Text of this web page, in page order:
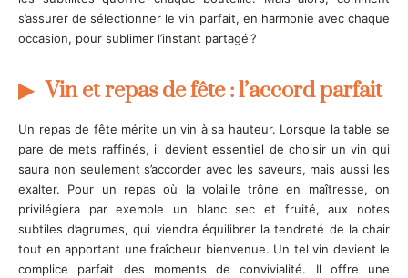
s’assurer de sélectionner le vin parfait, en harmonie avec chaque
occasion, pour sublimer l’instant partagé ?
Vin et repas de fête : l’accord parfait
Un repas de fête mérite un vin à sa hauteur. Lorsque la table se
pare de mets raffinés, il devient essentiel de choisir un vin qui
saura non seulement s’accorder avec les saveurs, mais aussi les
exalter. Pour un repas où la volaille trône en maîtresse, on
privilégiera par exemple un blanc sec et fruité, aux notes
subtiles d’agrumes, qui viendra équilibrer la tendreté de la chair
tout en apportant une fraîcheur bienvenue. Un tel vin devient le
complice parfait des moments de convivialité. Il offre une